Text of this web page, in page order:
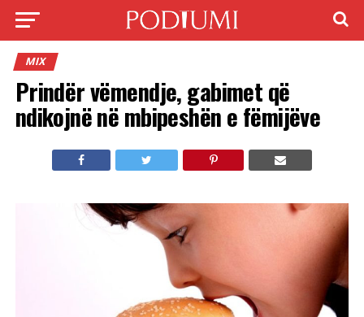
MIX
Prindër vëmendje, gabimet që
ndikojnë në mbipeshën e fëmijëve